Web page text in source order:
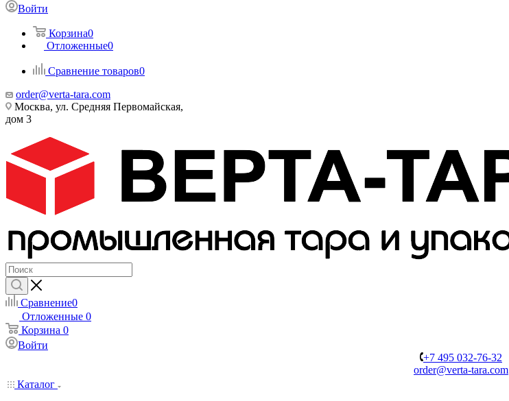
Войти
Корзина0
Отложенные0
Сравнение товаров0
order@verta-tara.com
Москва, ул. Средняя Первомайская,
дом 3
Сравнение0
Отложенные 0
Корзина 0
Войти
+7 495 032-76-32
order@verta-tara.com
Каталог